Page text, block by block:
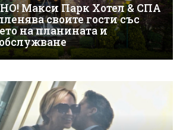
Макси Парк Хотел & СПА
своите гости със
на планината и